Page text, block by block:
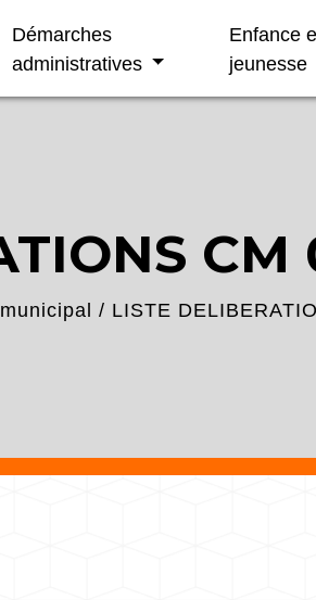
Démarches
administratives
Enfance
jeunesse
CM
/ LISTE